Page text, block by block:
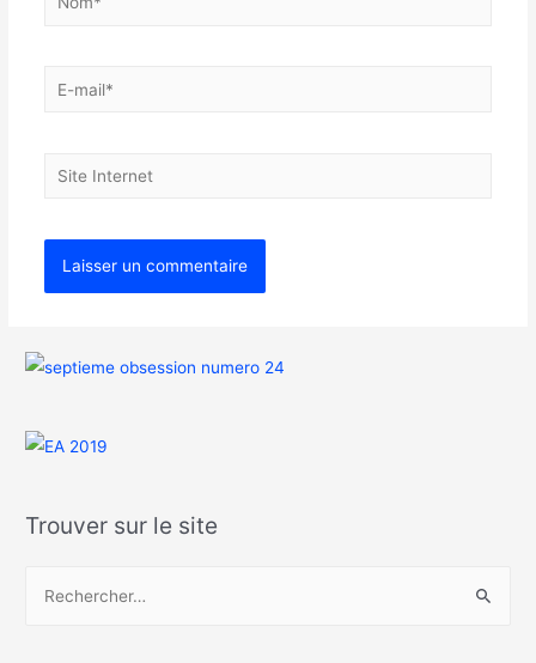
Trouver sur le site